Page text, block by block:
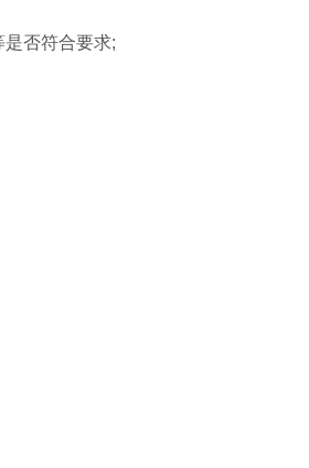
否符合要求;